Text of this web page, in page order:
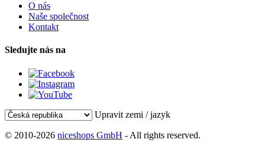
O nás
Naše společnost
Kontakt
Sledujte nás na
Upravit zemi / jazyk
© 2010-2026 niceshops GmbH - All rights reserved.